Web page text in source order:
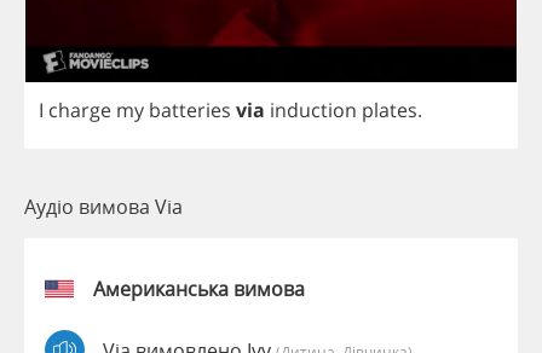
I charge my batteries via induction plates.
Аудіо вимова Via
Американська вимова